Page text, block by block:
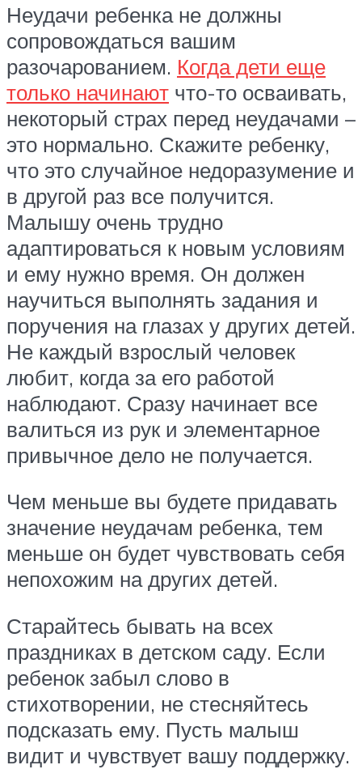
Неудачи ребенка не должны
сопровождаться вашим
разочарованием. Когда дети еще
только начинают что-то осваивать,
некоторый страх перед неудачами –
это нормально. Скажите ребенку,
что это случайное недоразумение и
в другой раз все получится.
Малышу очень трудно
адаптироваться к новым условиям
и ему нужно время. Он должен
научиться выполнять задания и
поручения на глазах у других детей.
Не каждый взрослый человек
любит, когда за его работой
наблюдают. Сразу начинает все
валиться из рук и элементарное
привычное дело не получается.
Чем меньше вы будете придавать
значение неудачам ребенка, тем
меньше он будет чувствовать себя
непохожим на других детей.
Старайтесь бывать на всех
праздниках в детском саду. Если
ребенок забыл слово в
стихотворении, не стесняйтесь
подсказать ему. Пусть малыш
видит и чувствует вашу поддержку.